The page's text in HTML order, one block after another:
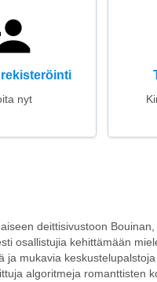
rekisteröinti
nyt
deittisivustoon
osallistujia kehittämään
ja mukavia
algoritmeja romanttisten